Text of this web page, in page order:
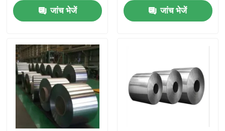
हमारे बारे में
कारखाना भ्रमण
जांच भेजें
जांच भेजें